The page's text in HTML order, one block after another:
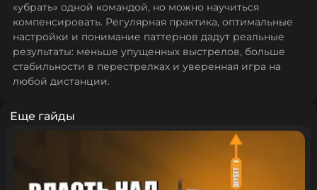
«убрать» одной командой, но можно научиться
компенсировать. Регулярная практика, оптимальные
настройки и понимание паттернов дадут реальные
результаты: меньше упущенных выстрелов, больше
стабильности в перестрелках и уверенная игра на
любой дистанции.
Еще гайды